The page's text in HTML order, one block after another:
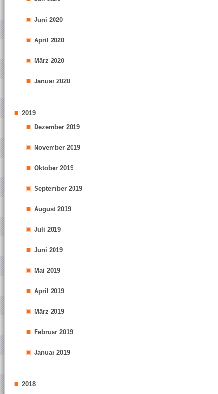
Juni 2020
April 2020
März 2020
Januar 2020
2019
Dezember 2019
November 2019
Oktober 2019
September 2019
August 2019
Juli 2019
Juni 2019
Mai 2019
April 2019
März 2019
Februar 2019
Januar 2019
2018